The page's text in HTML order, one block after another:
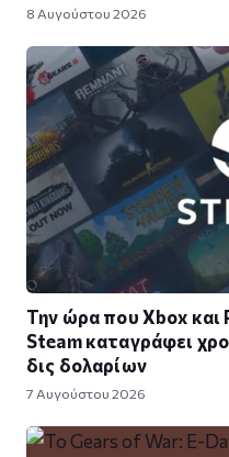
8 Αυγούστου 2026
Την ώρα που Xbox και
Steam καταγράφει
δις δολαρίων
7 Αυγούστου 2026